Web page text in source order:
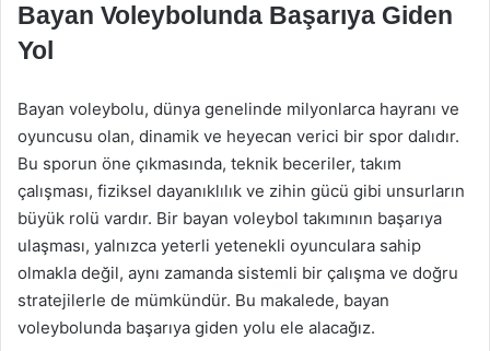
Bayan Voleybolunda Başarıya Giden
Yol
Bayan voleybolu, dünya genelinde milyonlarca hayranı ve
oyuncusu olan, dinamik ve heyecan verici bir spor dalıdır.
Bu sporun öne çıkmasında, teknik beceriler, takım
çalışması, fiziksel dayanıklılık ve zihin gücü gibi unsurların
büyük rolü vardır. Bir bayan voleybol takımının başarıya
ulaşması, yalnızca yeterli yetenekli oyunculara sahip
olmakla değil, aynı zamanda sistemli bir çalışma ve doğru
stratejilerle de mümkündür. Bu makalede, bayan
voleybolunda başarıya giden yolu ele alacağız.